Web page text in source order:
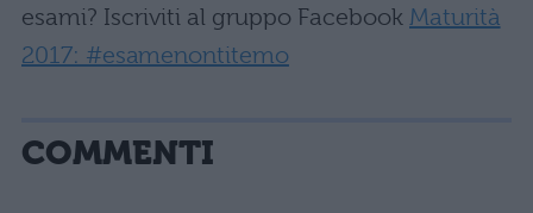
esami? Iscriviti al gruppo Facebook Maturità
2017: #esamenontitemo
COMMENTI